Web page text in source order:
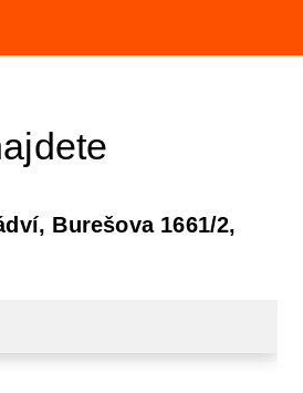
Burešova 1661/2,